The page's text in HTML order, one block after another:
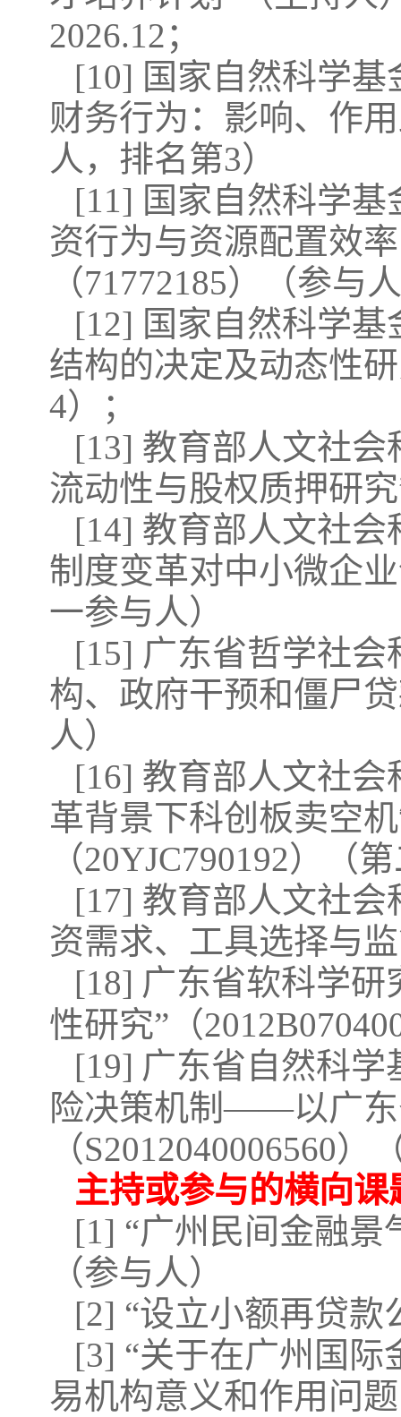
2026.12；
[10] 国家自然科学
财务行为：影响、作
人，排名第3）
[11] 国家自然科学
资行为与资源配置效
（71772185）（参与
[12] 国家自然科学
结构的决定及动态性
4）；
[13] 教育部人文社
流动性与股权质押研
[14] 教育部人文社
制度变革对中小微企
一参与人）
[15] 广东省哲学社会
构、政府干预和僵尸
人）
[16] 教育部人文社
革背景下科创板卖空
（20YJC790192）（
[17] 教育部人文社
资需求、工具选择与
[18] 广东省软科学研
性研究”（
[19] 广东省自然科学
险决策机制——以广东
（S2012040006560）
主持或参与的横向
[1] “广州民间金融景
（参与人）
[2] “设立小额再贷款
[3] “关于在广州国
易机构意义和作用问